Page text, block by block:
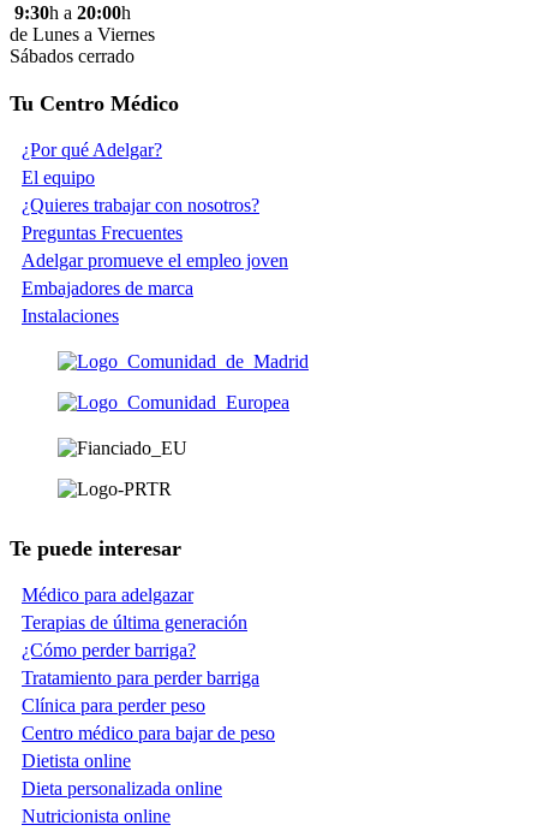
9:30h a 20:00h
de Lunes a Viernes
Sábados cerrado
Tu Centro Médico
¿Por qué Adelgar?
El equipo
¿Quieres trabajar con nosotros?
Preguntas Frecuentes
Adelgar promueve el empleo joven
Embajadores de marca
Instalaciones
Te puede interesar
Médico para adelgazar
Terapias de última generación
¿Cómo perder barriga?
Tratamiento para perder barriga
Clínica para perder peso
Centro médico para bajar de peso
Dietista online
Dieta personalizada online
Nutricionista online